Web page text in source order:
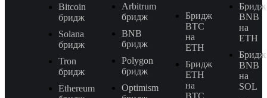
Bitcoin
бридж
Solana
бридж
Tron
бридж
Ethereum
Arbitrum
бридж
BNB
бридж
Polygon
бридж
Optimism
Бридж
BTC
на
ETH
Бридж
ETH
на
BTC
Бридж
BNB
на
ETH
Бридж
BNB
на
SOL